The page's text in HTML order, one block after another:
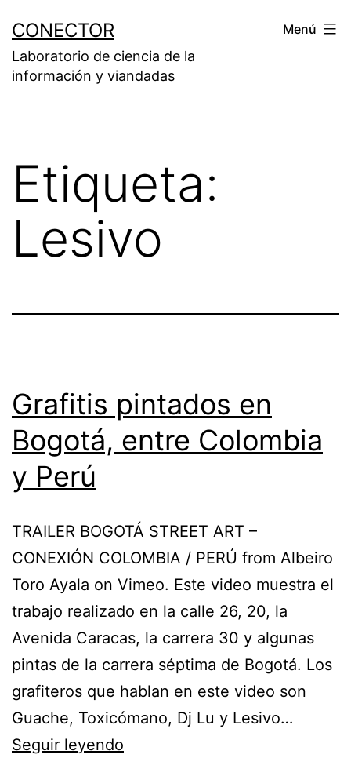
contenido
CONECTOR
Laboratorio de ciencia de la
información y viandadas
Menú
Etiqueta:
Lesivo
Grafitis pintados en
Bogotá, entre Colombia
y Perú
TRAILER BOGOTÁ STREET ART –
CONEXIÓN COLOMBIA / PERÚ from Albeiro
Toro Ayala on Vimeo. Este video muestra el
trabajo realizado en la calle 26, 20, la
Avenida Caracas, la carrera 30 y algunas
pintas de la carrera séptima de Bogotá. Los
grafiteros que hablan en este video son
Guache, Toxicómano, Dj Lu y Lesivo…
Seguir leyendo